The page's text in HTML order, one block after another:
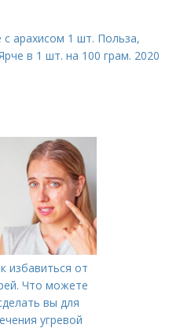
арахисом 1 шт. Польза,
в 1 шт. на 100 грам. 2020
избавиться от
Что можете
вы для
угревой